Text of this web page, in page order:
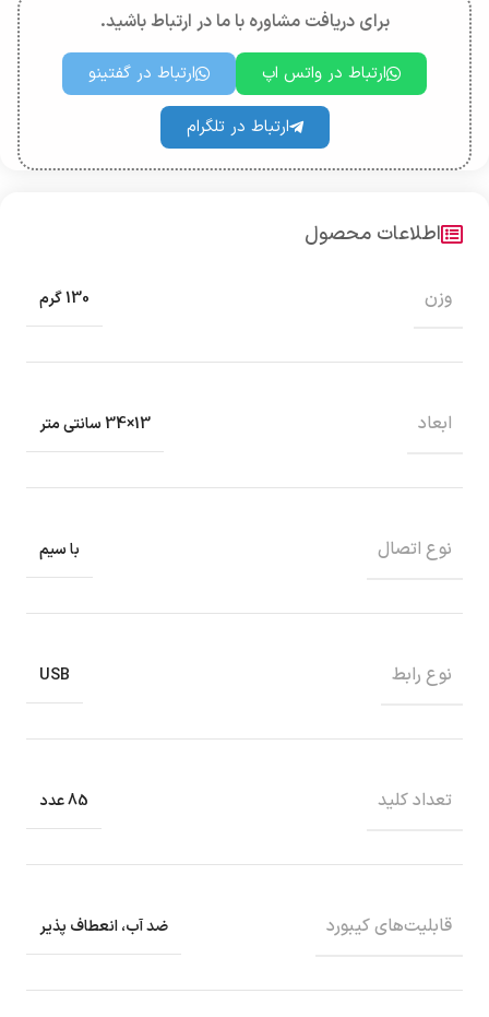
برای دریافت مشاوره با ما در ارتباط باشید.
ارتباط در واتس اپ ارتباط در گفتینو
ارتباط در تلگرام
اطلاعات محصول
وزن 130 گرم
ابعاد 13×34 سانتی متر
نوع اتصال با سیم
نوع رابط USB
تعداد کلید 85 عدد
قابلیت‌های کیبورد ضد آب، انعطاف پذیر